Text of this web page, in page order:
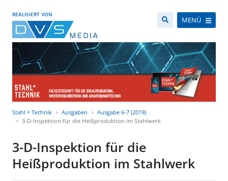
REALISIERT VON
MENÜ
Stahl + Technik Ausgaben
Ausgabe 6-7 (2019)
3-D-Inspektion für die Heißproduktion im Stahlwerk
3-D-Inspektion für die
Heißproduktion im Stahlwerk